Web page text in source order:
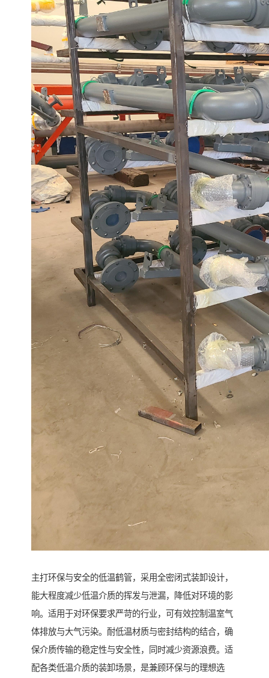
主打环保与安全的低温鹤管，采用全密闭式装卸设计，
能大程度减少低温介质的挥发与泄漏，降低对环境的影
响。适用于对环保要求严苛的行业，可有效控制温室气
体排放与大气污染。耐低温材质与密封结构的结合，确
保介质传输的稳定性与安全性，同时减少资源浪费。适
配各类低温介质的装卸场景，是兼顾环保与的理想选